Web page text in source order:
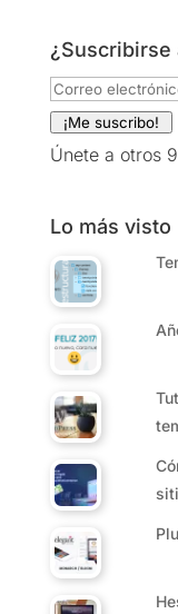
¿Suscribirse
Correo
electrónico
¡Me suscribo!
Únete a otros
Lo más visto